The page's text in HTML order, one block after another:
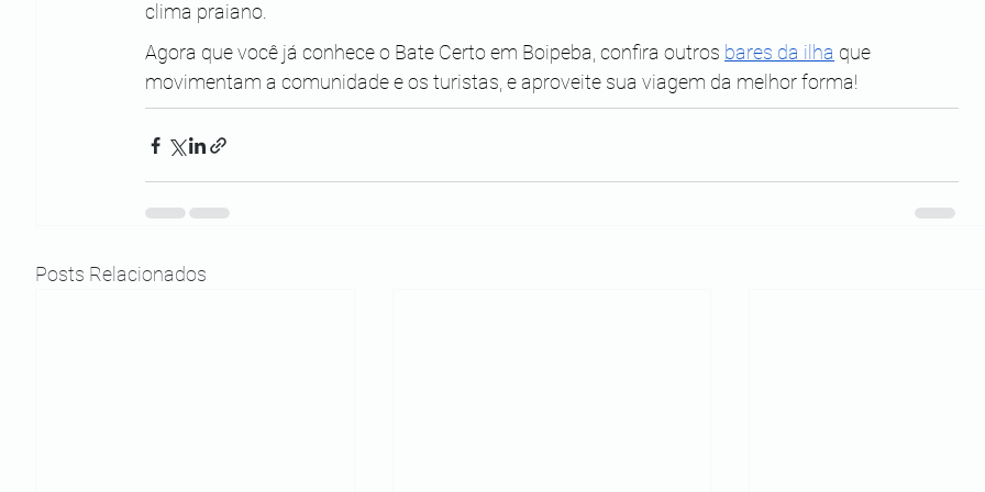
clima praiano.
Agora que você já conhece o Bate Certo em Boipeba, confira outros bares da ilha que
movimentam a comunidade e os turistas, e aproveite sua viagem da melhor forma!
Posts Relacionados